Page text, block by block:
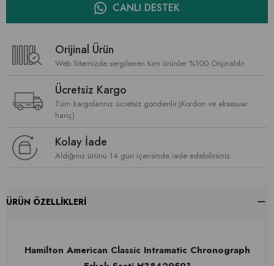
CANLI DESTEK
Orijinal Ürün
Web Sitemizde sergilenen tüm ürünler %100 Orijinaldir.
Ücretsiz Kargo
Tüm kargolarınız ücretsiz gönderilir.(Kordon ve aksesuar
hariç)
Kolay İade
Aldığınız ürünü 14 gün içerisinde iade edebilirsiniz.
ÜRÜN ÖZELLIKLERI
Hamilton American Classic Intramatic Chronograph